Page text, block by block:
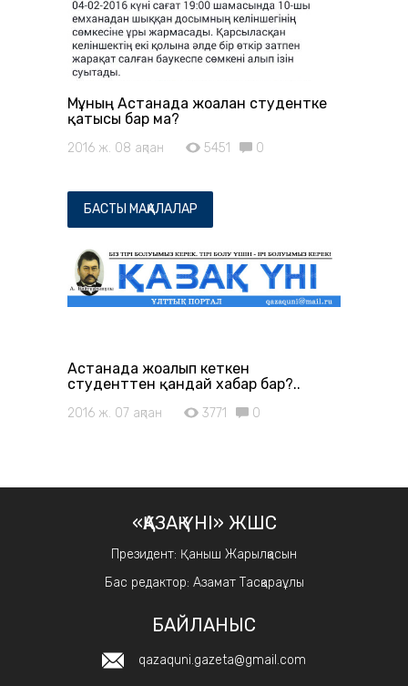
Мұның Астанада жоғалған студентке
қатысы бар ма?
2016 ж. 08 ақпан 5451 0
БАСТЫ МАҚАЛАЛАР
Астанада жоғалып кеткен
студенттен қандай хабар бар?..
2016 ж. 07 ақпан 3771 0
«ҚАЗАҚ ҮНІ» ЖШС
Президент: Қаныш Жарылқасын
Бас редактор: Азамат Тасқараұлы
БАЙЛАНЫС
qazaquni.gazeta@gmail.com